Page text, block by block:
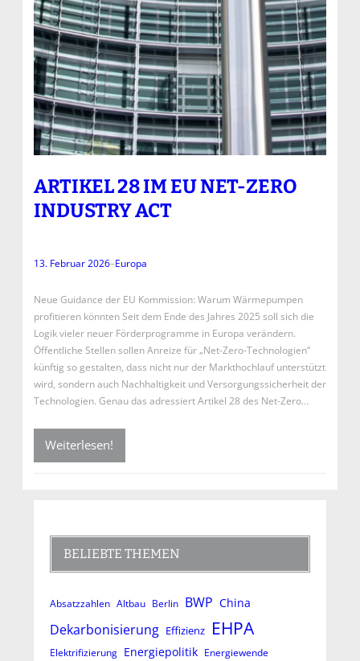
ARTIKEL 28 IM EU NET-ZERO
INDUSTRY ACT
13. Februar 2026–Europa
Neue Guidance der EU Kommission: Warum Wärmepumpen
profitieren könnten Seit dem Ende des Jahres 2025 soll sich die
Logik vieler neuer Förderprogramme in Europa verändern.
Öffentliche Stellen sollen Anreize für „Net-Zero-Technologien“
künftig so gestalten, dass nicht nur der Markthochlauf unterstützt
wird, sondern auch Nachhaltigkeit und Versorgungssicherheit der
Technologien. Genau das adressiert Artikel 28 des Net-Zero…
Weiterlesen!
BELIEBTE THEMEN
Absatzzahlen Altbau Berlin BWP China
Dekarbonisierung Effizienz EHPA
Elektrifizierung Energiepolitik Energiewende